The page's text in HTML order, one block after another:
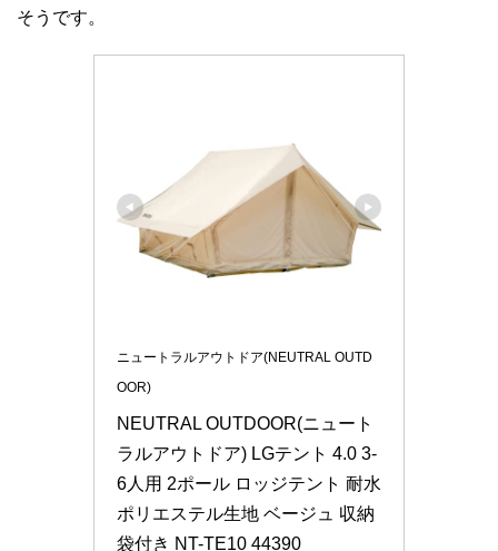
そうです。
ニュートラルアウトドア(NEUTRAL OUTD
OOR)
NEUTRAL OUTDOOR(ニュート
ラルアウトドア) LGテント 4.0 3-
6人用 2ポール ロッジテント 耐水
ポリエステル生地 ベージュ 収納
袋付き NT-TE10 44390